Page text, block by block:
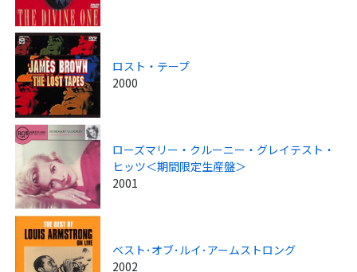
ロスト・テープ
2000
ローズマリー・クルーニー・グレイテスト・
ヒッツ＜期間限定生産盤＞
2001
ベスト･オブ･ルイ･アームストロング
2002